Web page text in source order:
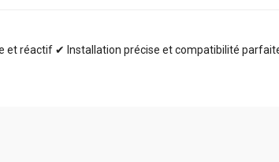
et réactif ✔ Installation précise et compatibilité